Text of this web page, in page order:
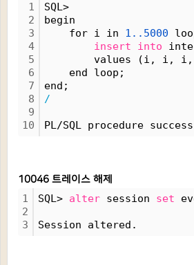
1
2
3
4
5
6
7
8
9
10
SQL>
begin
for i in 1..5000
insert
into
values (i, i, i,
end loop;
end;
/
PL/SQL procedure
10046 트레이스 해제
1
2
3
SQL> alter session set
Session altered.